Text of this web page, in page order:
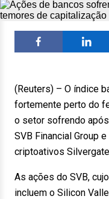
(Reuters) – O índice
fortemente perto do
o setor sofrendo
SVB Financial Group
criptoativos
As ações do SVB,
incluem o Silicon